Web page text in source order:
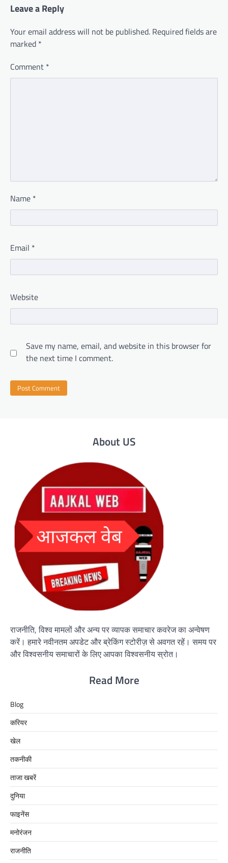
Leave a Reply
Your email address will not be published. Required fields are
marked *
Comment *
Name *
Email *
Website
Save my name, email, and website in this browser for
the next time I comment.
About US
राजनीति, विश्व मामलों और अन्य पर व्यापक समाचार कवरेज का अन्वेषण
करें। हमारे नवीनतम अपडेट और ब्रेकिंग स्टोरीज़ से अवगत रहें। समय पर
और विश्वसनीय समाचारों के लिए आपका विश्वसनीय स्रोत।
Read More
Blog
करियर
खेल
तकनीकी
ताजा खबरें
दुनिया
फाइनेंस
मनोरंजन
राजनीति